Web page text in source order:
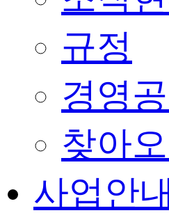
규정
경영
찾아
사업안